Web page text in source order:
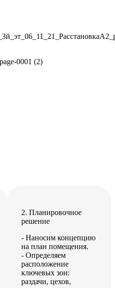
2. Планировочное
решение
- Наносим концепцию
на план помещения.
- Определяем
расположение
ключевых зон:
раздачи, цехов,